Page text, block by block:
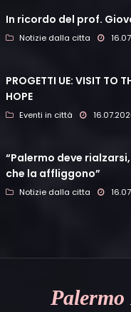
In ricordo del prof.
Notizie dalla citta
PROGETTI UE: VISIT TO
HOPE
Eventi in città
“Palermo deve
che la affliggono”
Notizie dalla citta
Palermo